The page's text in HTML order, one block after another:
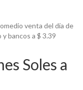
venta del día de
bancos a $ 3.39
Soles a